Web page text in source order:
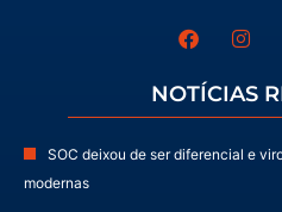
NOTÍCIAS
SOC deixou de ser diferencial e
modernas